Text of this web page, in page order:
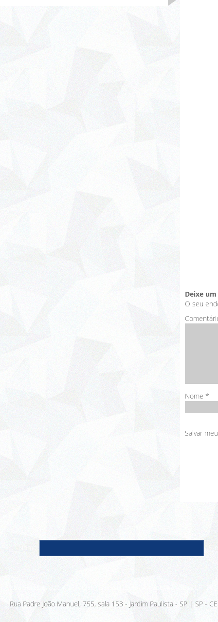
Deixe
O seu
Nome *
Salvar
Rua Padre João Manuel, 755, sala 153 - Jardim Paulista - SP | SP -